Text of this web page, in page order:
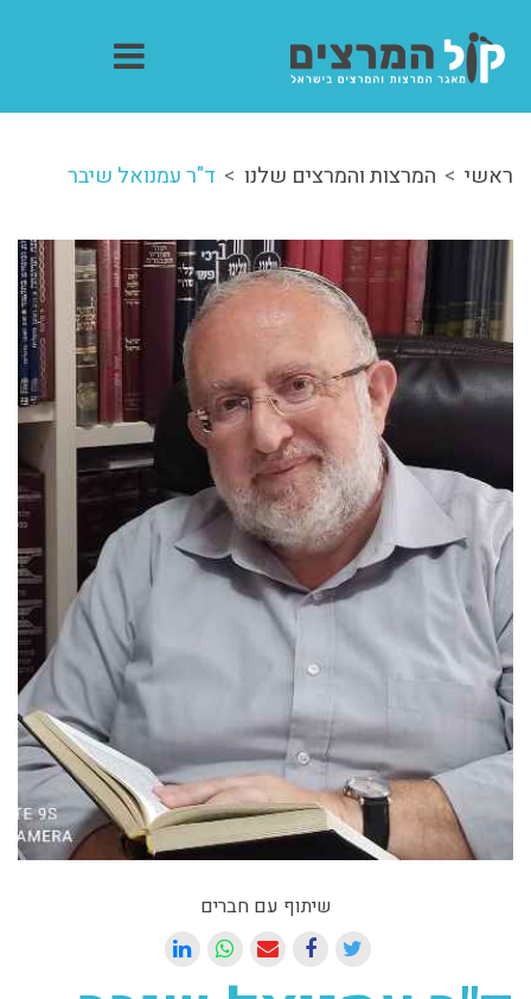
ראשי המרצות והמרצים שלנו ד"ר עמנואל שיבר
שיתוף עם חברים